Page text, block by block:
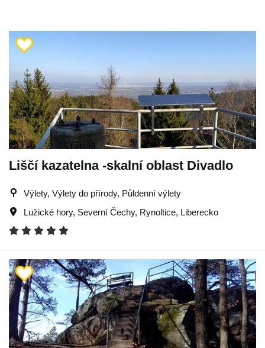
Liščí kazatelna -skalní oblast Divadlo
Výlety, Výlety do přírody, Půldenní výlety
Lužické hory, Severní Čechy, Rynoltice, Liberecko